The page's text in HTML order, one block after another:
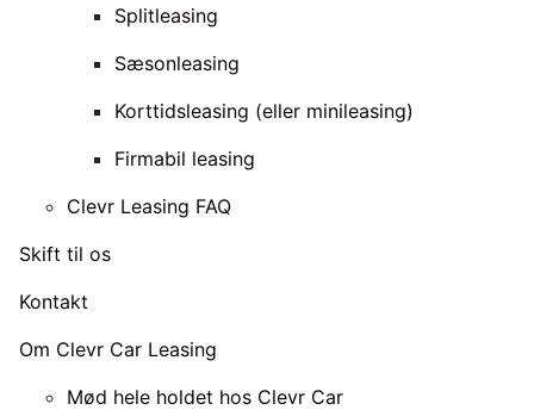
Splitleasing
Sæsonleasing
Korttidsleasing (eller minileasing)
Firmabil leasing
Clevr Leasing FAQ
Skift til os
Kontakt
Om Clevr Car Leasing
Mød hele holdet hos Clevr Car